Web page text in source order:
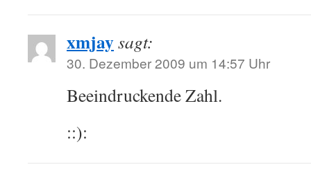
xmjaysagt:
30. Dezember 2009 um 14:57 Uhr
Beeindruckende Zahl.
::):